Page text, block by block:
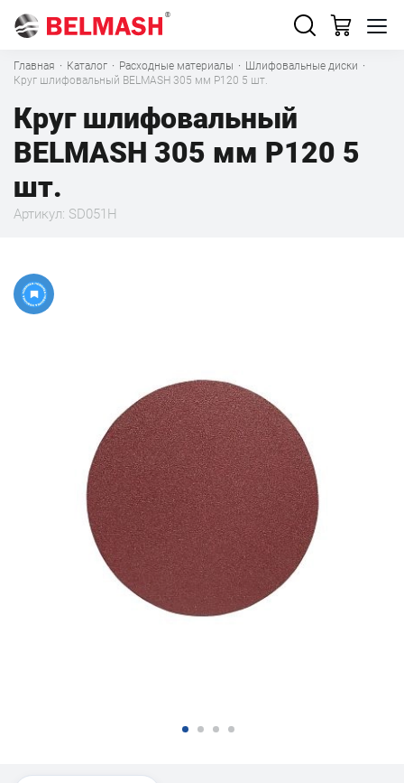
Главная · Каталог · Расходные материалы · Шлифовальные диски ·
Круг шлифовальный BELMASH 305 мм Р120 5 шт.
Круг шлифовальный
BELMASH 305 мм Р120 5
шт.
Артикул: SD051H